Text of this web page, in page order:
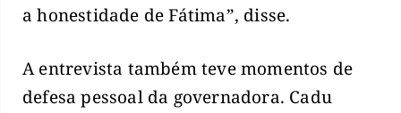
a honestidade de Fátima”, disse.
A entrevista também teve momentos de
defesa pessoal da governadora. Cadu